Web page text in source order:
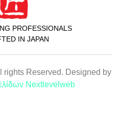
PROFESSIONALS
IN JAPAN
rights Reserved. Designed by
Nextlevelweb